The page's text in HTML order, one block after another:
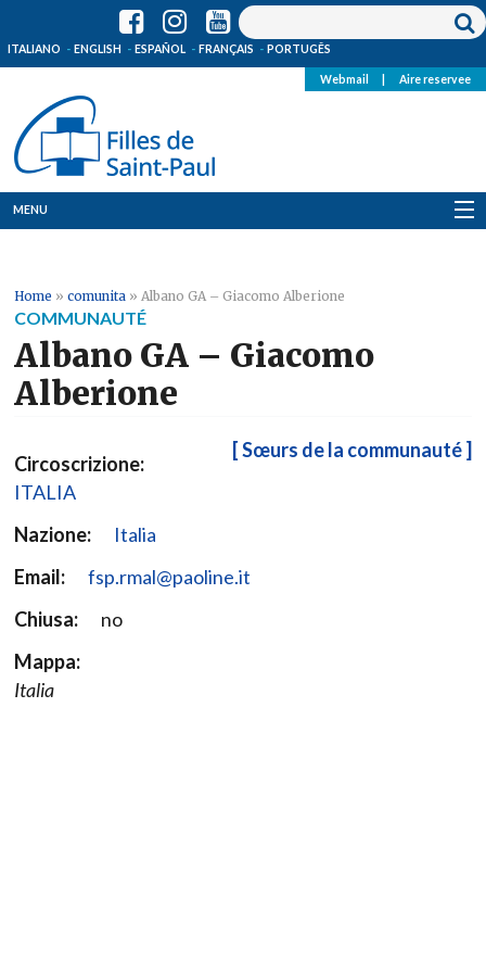
ITALIANO ENGLISH ESPAÑOL FRANÇAIS PORTUGÊS
Webmail Aire reservee
MENU
Où sommes-nous
News
Media
Home » comunita » Albano GA – Giacomo Alberione
COMMUNAUTÉ
Albano GA – Giacomo
Alberione
[ Sœurs de la communauté ]
Circoscrizione:
ITALIA
Nazione:
Italia
Email:
fsp.rmal@paoline.it
Chiusa:
no
Mappa:
Italia